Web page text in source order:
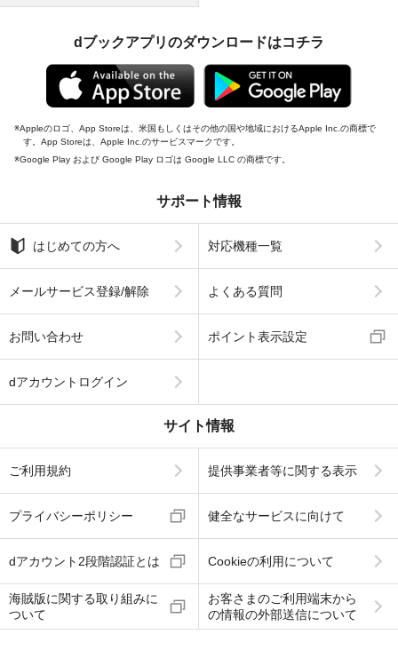
dブックアプリのダウンロードはコチラ
Appleのロゴ、App Storeは、米国もしくはその他の国や地域におけるApple Inc.の商標で
す。App Storeは、Apple Inc.のサービスマークです。
Google Play および Google Play ロゴは Google LLC の商標です。
サポート情報
はじめての方へ 対応機種一覧
メールサービス登録/解除 よくある質問
お問い合わせ ポイント表示設定
dアカウントログイン
サイト情報
ご利用規約 提供事業者等に関する表示
プライバシーポリシー 健全なサービスに向けて
dアカウント2段階認証とは Cookieの利用について
海賊版に関する取り組みに
ついて
お客さまのご利用端末から
の情報の外部送信について